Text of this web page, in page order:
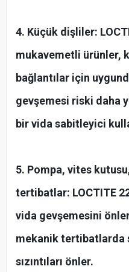
4. Küçük dişliler:
mukavemetli ürünler,
bağlantılar için
gevşemesi riski daha
bir vida sabitleyici
5. Pompa, vites
tertibatlar: LOCTITE
vida gevşemesini
mekanik tertibatlarda
sızıntıları önler.